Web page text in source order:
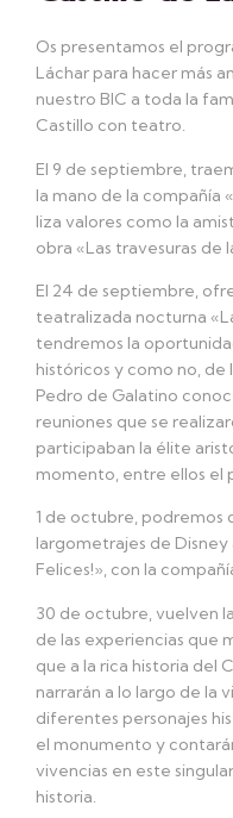
Os presentamos el
Láchar para hacer más
nuestro BIC a toda la
Castillo con teatro.
El 9 de septiembre,
la mano de la compañía
liza valores como la
obra «Las travesuras de
El 24 de septiembre,
teatralizada nocturna
tendremos la
históricos y como no, de
Pedro de Galatino
reuniones que se
participaban la élite
momento, entre ellos el
1 de octubre, podremos
largometrajes de Disney
Felices!», con la
30 de octubre, vuelven
de las experiencias que
que a la rica historia del
narrarán a lo largo de la
diferentes personajes
el monumento y
vivencias en este
historia.